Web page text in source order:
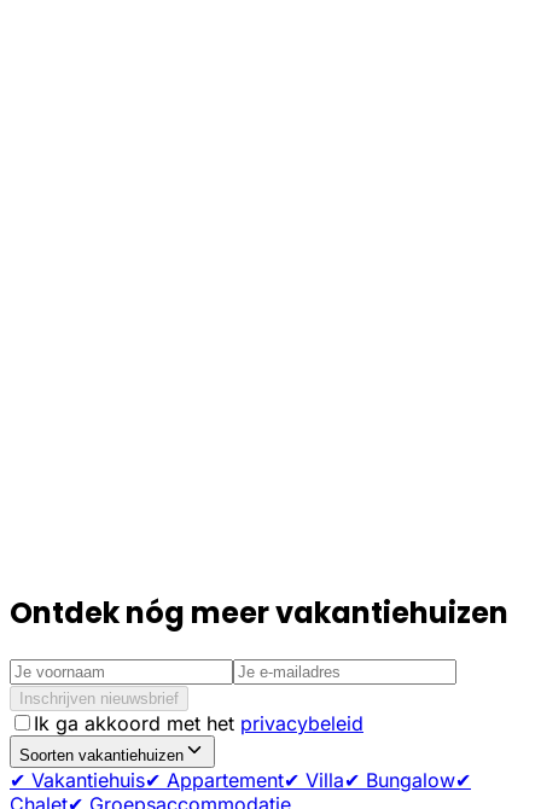
Ontdek nóg meer vakantiehuizen
Inschrijven nieuwsbrief
Ik ga akkoord met het privacybeleid
Soorten vakantiehuizen
✔ Vakantiehuis✔ Appartement✔ Villa✔ Bungalow✔
Chalet✔ Groepsaccommodatie